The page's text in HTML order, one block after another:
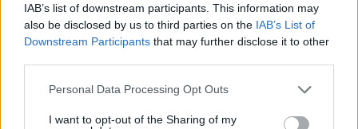
IAB’s list of downstream participants. This information may
also be disclosed by us to third parties on the IAB’s List of
Downstream Participants that may further disclose it to other
Please note that this website/app uses one or more Google
not limited to your visit or usage behaviour. You may click to
Personal Data Processing Opt Outs
I want to opt-out of the Sharing of my